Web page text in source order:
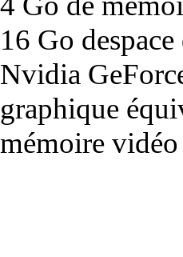
16 Go
Nvidia
graphique
mémoire